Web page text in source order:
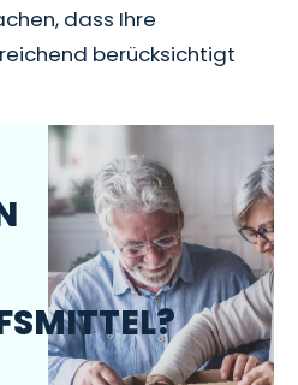
dass Ihre
berücksichtigt